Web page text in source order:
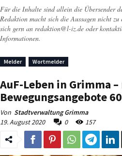
Für die Inhalte sind allein die Übersender
Redaktion macht sich die Aussagen nicht
sich gern an redaktion@l-iz.de oder
Informationen.
Melder Wortmelder
AuF-Leben in Grimma –
Bewegungsangebote
Von Stadtverwaltung Grimma
19. August 2020
0 157